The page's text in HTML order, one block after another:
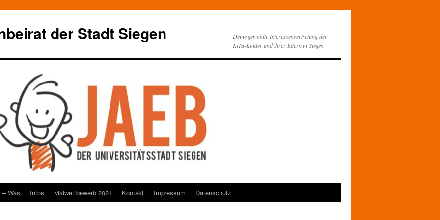
der Stadt Siegen
Deine gewählte Interessenvertretung der
KiTa-Kinder und ihrer Eltern in Siegen
– Was Infos Malwettbewerb 2021 Kontakt Impressum Datenschutz